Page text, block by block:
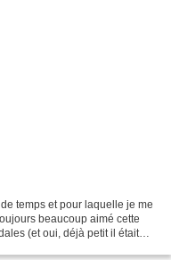
temps et pour laquelle je me
beaucoup aimé cette
(et oui, déjà petit il était